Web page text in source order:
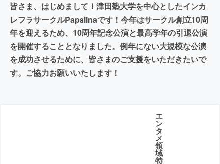
皆さま、はじめまして！津田塾大学を中心としたインカ
レフラサークルPapalinaです！今年はサークル創立10周
年を迎えるため、10周年記念公演と最高学年の引退公演
を開催することとなりました。例年にない大規模な公演
を成功させるために、皆さまのご支援をいただきたいで
す。ご協力お願いいたします！
エ
ン
タ
メ
領
域
特